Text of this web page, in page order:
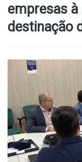
empresas
destinação